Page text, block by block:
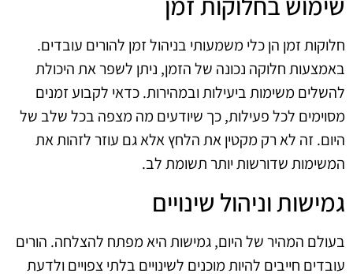
חלוקות זמן הן כלי משמעותי בניהול זמן להורים עובדים.
באמצעות חלוקה נכונה של הזמן, ניתן לשפר את היכולת
להשלים משימות ביעילות ובמהירות. כדאי לקבוע זמנים
מסוימים לכל פעילות, כך שיודעים מה מצפה בכל שלב של
היום. זה לא רק מקטין את הלחץ אלא גם עוזר לזהות את
המשימות שדורשות יותר תשומת לב.
גמישות וניהול שינויים
בעולם המהיר של היום, גמישות היא מפתח להצלחה. הורים
עובדים חייבים להיות מוכנים לשינויים בלתי צפויים ולדעת